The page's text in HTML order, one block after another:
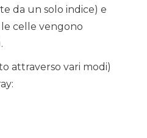
da un solo indice) e
celle vengono
attraverso vari modi)